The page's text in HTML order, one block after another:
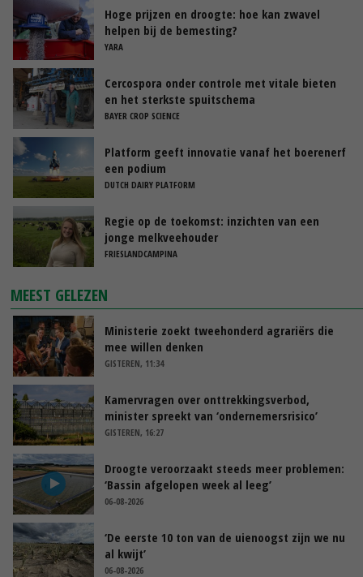
Hoge prijzen en droogte: hoe kan zwavel
helpen bij de bemesting?
YARA
Cercospora onder controle met vitale bieten
en het sterkste spuitschema
BAYER CROP SCIENCE
Platform geeft innovatie vanaf het boerenerf
een podium
DUTCH DAIRY PLATFORM
Regie op de toekomst: inzichten van een
jonge melkveehouder
FRIESLANDCAMPINA
MEEST GELEZEN
Ministerie zoekt tweehonderd agrariërs die
mee willen denken
GISTEREN, 11:34
Kamervragen over onttrekkingsverbod,
minister spreekt van ‘ondernemersrisico’
GISTEREN, 16:27
Droogte veroorzaakt steeds meer problemen:
‘Bassin afgelopen week al leeg’
06-08-2026
‘De eerste 10 ton van de uienoogst zijn we nu
al kwijt’
06-08-2026